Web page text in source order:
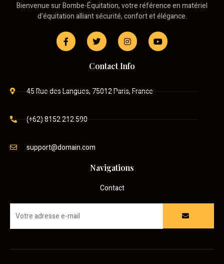
Bienvenue sur Bombe-Équitation, votre référence en matériel
d’équitation alliant sécurité, confort et élégance.
Contact Info
45 Rue des Langues, 75012 Paris, France
(+62) 8152 212 590
support@domain.com
Navigations
Contact